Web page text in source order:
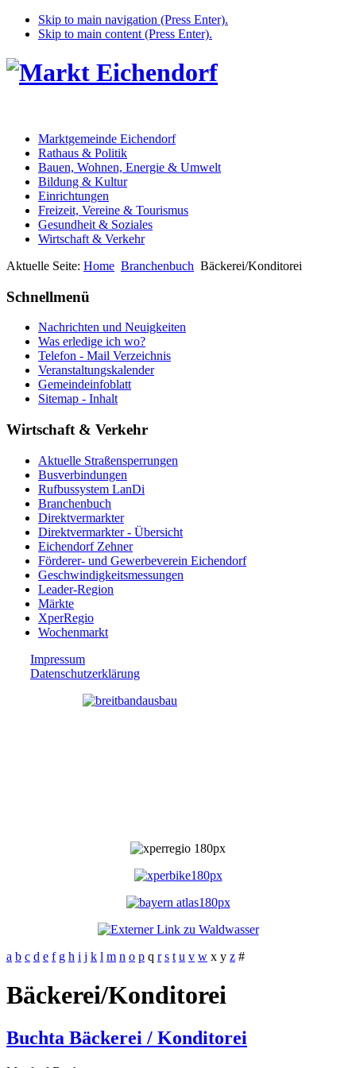
Skip to main navigation (Press Enter).
Skip to main content (Press Enter).
Marktgemeinde Eichendorf
Rathaus & Politik
Bauen, Wohnen, Energie & Umwelt
Bildung & Kultur
Einrichtungen
Freizeit, Vereine & Tourismus
Gesundheit & Soziales
Wirtschaft & Verkehr
Aktuelle Seite: Home Branchenbuch Bäckerei/Konditorei
Schnellmenü
Nachrichten und Neuigkeiten
Was erledige ich wo?
Telefon - Mail Verzeichnis
Veranstaltungskalender
Gemeindeinfoblatt
Sitemap - Inhalt
Wirtschaft & Verkehr
Aktuelle Straßensperrungen
Busverbindungen
Rufbussystem LanDi
Branchenbuch
Direktvermarkter
Direktvermarkter - Übersicht
Eichendorf Zehner
Förderer- und Gewerbeverein Eichendorf
Geschwindigkeitsmessungen
Leader-Region
Märkte
XperRegio
Wochenmarkt
Impressum
Datenschutzerklärung
a b c d e f g h i j k l m n o p q r s t u v w x y z #
Bäckerei/Konditorei
Buchta Bäckerei / Konditorei